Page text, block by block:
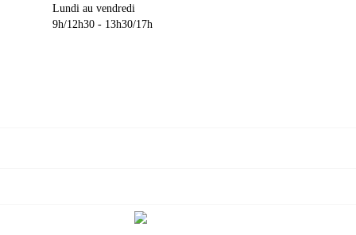
Lundi au vendredi
9h/12h30 - 13h30/17h